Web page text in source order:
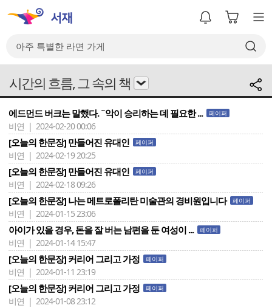
시간의 흐름, 그 속의 책
에드먼드 버크는 말했다. ˝악이 승리하는 데 필요한 ... 페이퍼
비연 | 2024-02-20 00:06
[오늘의 한문장] 만들어진 유대인 페이퍼
비연 | 2024-02-19 20:25
[오늘의 한문장] 만들어진 유대인 페이퍼
비연 | 2024-02-18 09:26
[오늘의 한문장] 나는 메트로폴리탄 미술관의 경비원입니다 페이퍼
비연 | 2024-01-15 23:06
아이가 있을 경우, 돈을 잘 버는 남편을 둔 여성이 ... 페이퍼
비연 | 2024-01-14 15:47
[오늘의 한문장] 커리어 그리고 가정 페이퍼
비연 | 2024-01-11 23:19
[오늘의 한문장] 커리어 그리고 가정 페이퍼
비연 | 2024-01-08 23:12